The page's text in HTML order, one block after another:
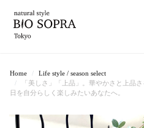
Home
Life style / season select
「美しさ」「上品」。華やかさと上品
日を自分らしく楽しみたいあなたへ。